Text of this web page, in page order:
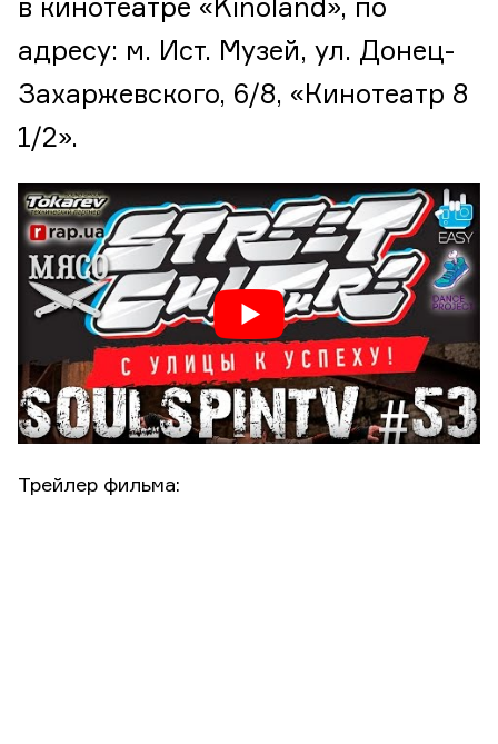
в кинотеатре «Kinoland», по
адресу: м. Ист. Музей, ул. Донец-
Захаржевского, 6/8, «Кинотеатр 8
1/2».
Трейлер фильма: